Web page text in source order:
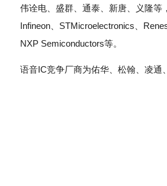
伟诠电、盛群、通泰、新唐、义隆等
Infineon、STMicroelectronics、
NXP Semiconductors等。
语音IC竞争厂商为佑华、松翰、凌通